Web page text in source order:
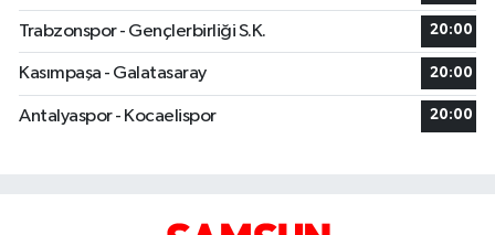
Trabzonspor - Gençlerbirliği S.K. 20:00
Kasımpaşa - Galatasaray 20:00
Antalyaspor - Kocaelispor 20:00